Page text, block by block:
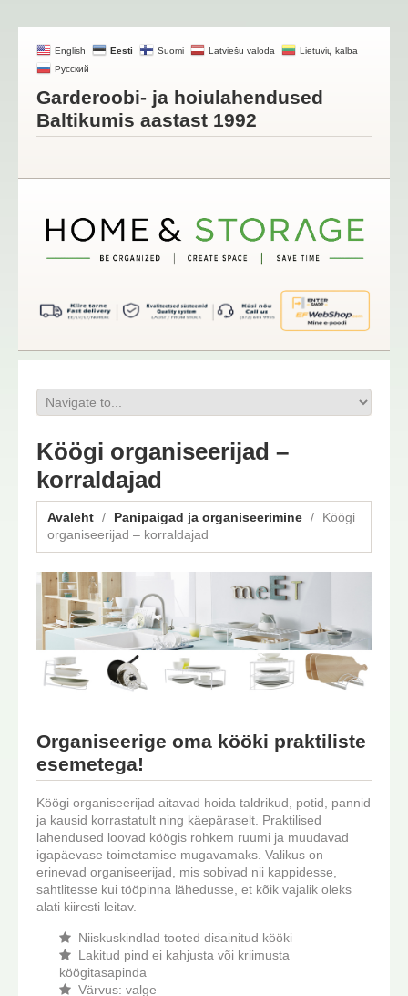
English Eesti Suomi Latviešu valoda
Lietuvių kalba
Русский
Garderoobi- ja hoiulahendused
Baltikumis aastast 1992
Köögi organiseerijad –
korraldajad
Avaleht Panipaigad ja organiseerimine
Köögi
organiseerijad – korraldajad
Organiseerige oma kööki praktiliste
esemetega!
Köögi organiseerijad aitavad hoida taldrikud, potid, pannid
ja kausid korrastatult ning käepäraselt. Praktilised
lahendused loovad köögis rohkem ruumi ja muudavad
igapäevase toimetamise mugavamaks. Valikus on
erinevad organiseerijad, mis sobivad nii kappidesse,
sahtlitesse kui tööpinna lähedusse, et kõik vajalik oleks
alati kiiresti leitav.
Niiskuskindlad tooted disainitud kööki
Lakitud pind ei kahjusta või kriimusta
köögitasapinda
Värvus: valge